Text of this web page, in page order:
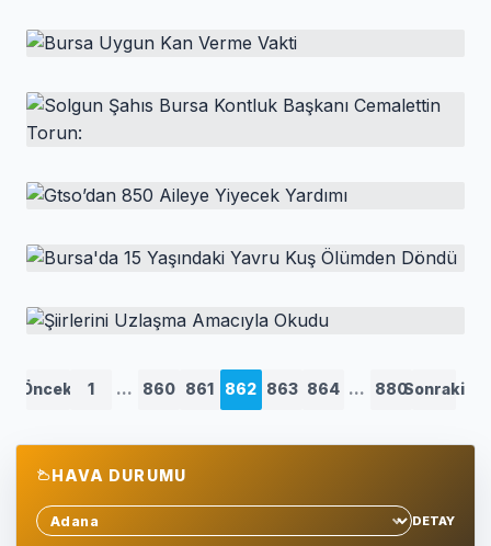
İnsiad Başkanı Ahmet Akıskalı:
Bursa Uygun Kan Verme Vakti
Solgun Şahıs Bursa Kontluk Başkanı
Gtso’dan 850 Aileye Yiyecek Yardımı
Bursa'da 15 Yaşındaki Yavru Kuş Ölümden
Şiirlerini Uzlaşma Amacıyla Okudu
Önceki 1 ... 860 861 862 863 864 ... 880Sonraki
HAVA DURUMU
Sehir sec
DETAY